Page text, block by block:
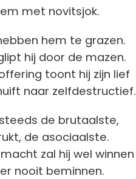
met novitsjok.
hem te grazen.
hij door de mazen.
toont hij zijn lief
naar zelfdestructief.
de brutaalste,
de asociaalste.
zal hij wel winnen
nooit beminnen.